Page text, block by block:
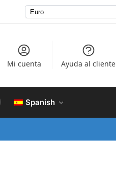
Mi cuenta Ayuda al cliente
Spanish